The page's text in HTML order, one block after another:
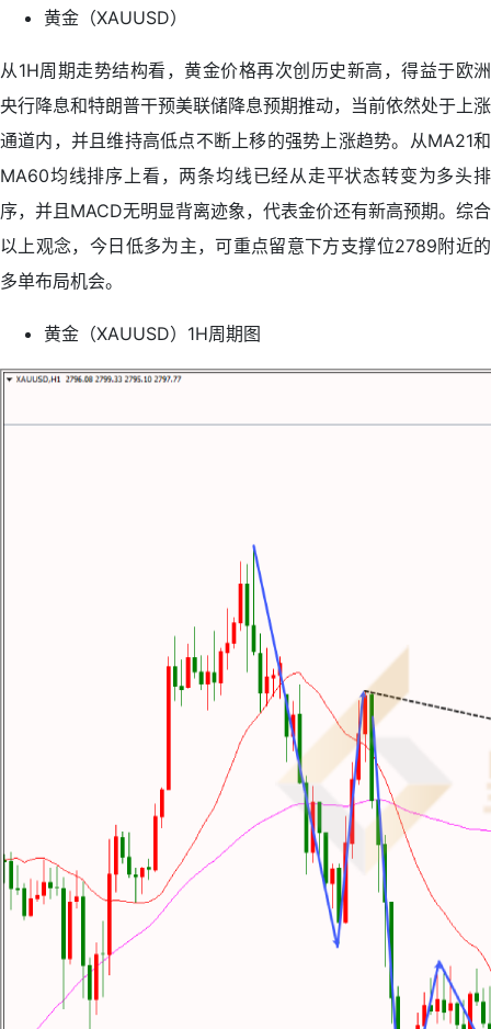
黄金（XAUUSD）
从1H周期走势结构看，黄金价格再次创历史新高，得益于欧洲
央行降息和特朗普干预美联储降息预期推动，当前依然处于上涨
通道内，并且维持高低点不断上移的强势上涨趋势。从MA21和
MA60均线排序上看，两条均线已经从走平状态转变为多头排
序，并且MACD无明显背离迹象，代表金价还有新高预期。综合
以上观念，今日低多为主，可重点留意下方支撑位2789附近的
多单布局机会。
黄金（XAUUSD）1H周期图